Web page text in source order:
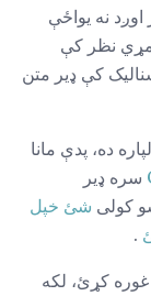
نه یواځې
نظر کې
کې ډیر متن
ده، پدې مانا
سره ډیر
کولی شئ خپل
.
کړئ، لکه